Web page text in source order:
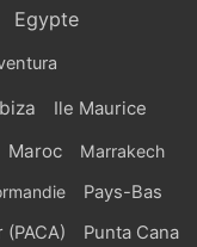
Egypte
Ile Maurice
Maroc
Marrakech
Pays-Bas
Punta Cana